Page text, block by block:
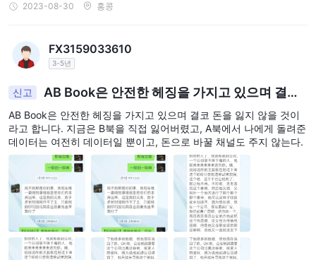
2023-08-30 홍콩
FX3159033610
3-5년
신고
AB Book은 안전한 헤징을 가지고 있으며 결코
돈을 잃지 않을 것이라고 합니다. 지금은 B북을 직접
잃어버렸고, A북에서 나에게 돌려준 데이터는 여전히
데이터일 뿐이고, 돈으로 바꿀 채널도 주지 않는다.
AB Book은 안전한 헤징을 가지고 있으며 결코 돈을 잃지 않을 것이
라고 합니다. 지금은 B북을 직접 잃어버렸고, A북에서 나에게 돌려준
데이터는 여전히 데이터일 뿐이고, 돈으로 바꿀 채널도 주지 않는다.